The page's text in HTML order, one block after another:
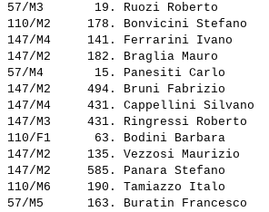
57/M3       19. Ruozi Roberto
110/M2     178. Bonvicini Stefano
147/M4     141. Ferrarini Ivano
147/M2     182. Braglia Mauro
57/M4       15. Panesiti Carlo
147/M2     494. Bruni Fabrizio
147/M4     431. Cappellini Silvano
147/M3     431. Ringressi Roberto
110/F1      63. Bodini Barbara
147/M2     135. Vezzosi Maurizio
147/M2     585. Panara Stefano
110/M6     190. Tamiazzo Italo
57/M5      163. Buratin Francesco